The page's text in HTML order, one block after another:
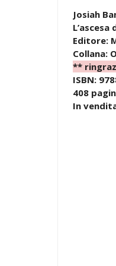
Josiah
L’ascesa
Editore:
Collana:
**
ISBN:
408
In